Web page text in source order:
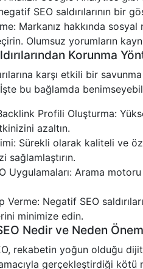
SEO saldırılarının bir
Markanız hakkında
Olumsuz yorumların
Korunma
karşı etkili bir
bu bağlamda
Profili Oluşturma:
azaltın.
Sürekli olarak kaliteli ve
sağlamlaştırın.
Uygulamaları: Arama
Verme: Negatif SEO
minimize edin.
Nedir ve Neden
rekabetin yoğun olduğu
gerçekleştirdiği kötü